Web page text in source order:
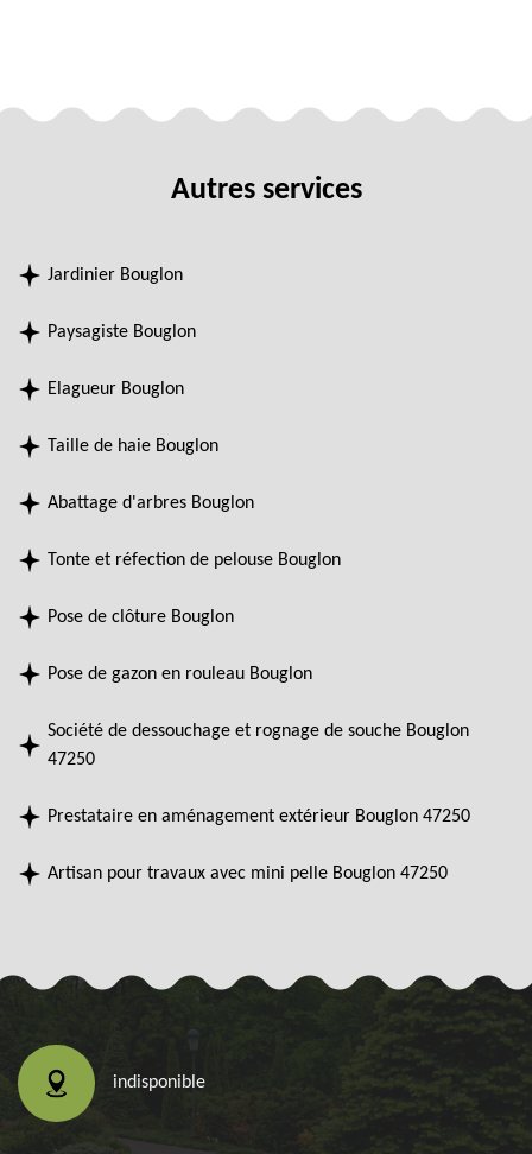
Autres services
Jardinier Bouglon
Paysagiste Bouglon
Elagueur Bouglon
Taille de haie Bouglon
Abattage d'arbres Bouglon
Tonte et réfection de pelouse Bouglon
Pose de clôture Bouglon
Pose de gazon en rouleau Bouglon
Société de dessouchage et rognage de souche Bouglon
47250
Prestataire en aménagement extérieur Bouglon 47250
Artisan pour travaux avec mini pelle Bouglon 47250
indisponible